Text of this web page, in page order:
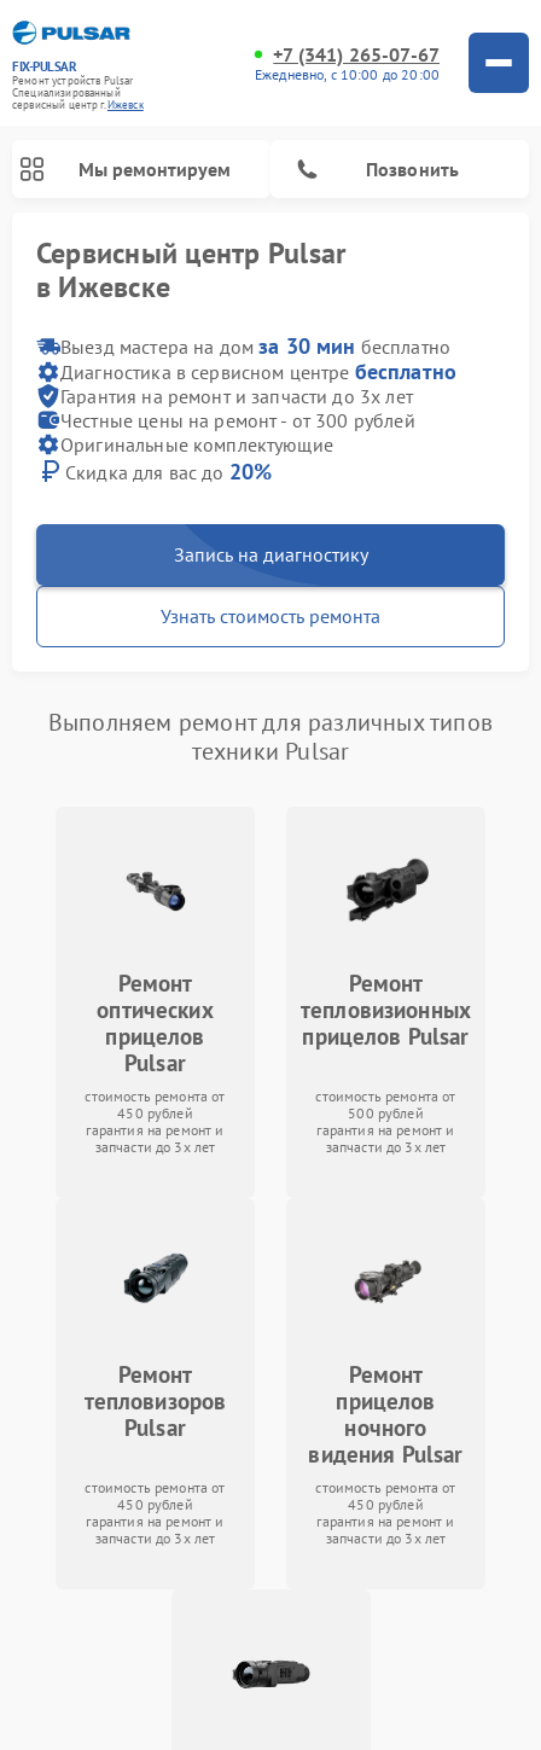
FIX-PULSAR
Ремонт устройств Pulsar
Специализированный
cервисный центр г.Ижевск
+7 (341) 265-07-67
Ежедневно, с 10:00 до 20:00
Мы ремонтируем Позвонить
Сервисный центр Pulsar
в Ижевске
Выезд мастера на домза 30 мин бесплатно
Диагностика в сервисном центре бесплатно
Гарантия на ремонт и запчасти до 3х лет
Честные цены на ремонт - от 300 рублей
Оригинальные комплектующие
Скидка для вас до 20%
Запись на диагностику
Узнать стоимость ремонта
Выполняем ремонт для различных типов
техники Pulsar
Ремонт
оптических
прицелов
Pulsar
стоимость ремонта от
450 рублей
гарантия на ремонт и
запчасти до 3х лет
Ремонт
тепловизионных
прицелов Pulsar
стоимость ремонта от
500 рублей
гарантия на ремонт и
запчасти до 3х лет
Ремонт
тепловизоров
Pulsar
стоимость ремонта от
450 рублей
гарантия на ремонт и
запчасти до 3х лет
Ремонт
прицелов
ночного
видения Pulsar
стоимость ремонта от
450 рублей
гарантия на ремонт и
запчасти до 3х лет